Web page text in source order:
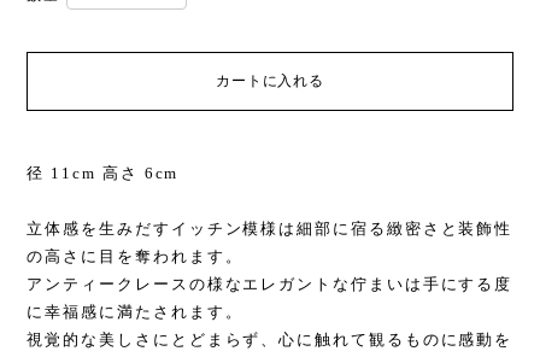
カートに入れる
径 11cm 高さ 6cm
立体感を生みだすイッチン模様は細部に宿る緻密さと装飾性
の高さに目を奪われます。
アンティークレースの様なエレガントな佇まいは手にする度
に幸福感に満たされます。
視覚的な美しさにとどまらず、心に触れて観るものに感動を